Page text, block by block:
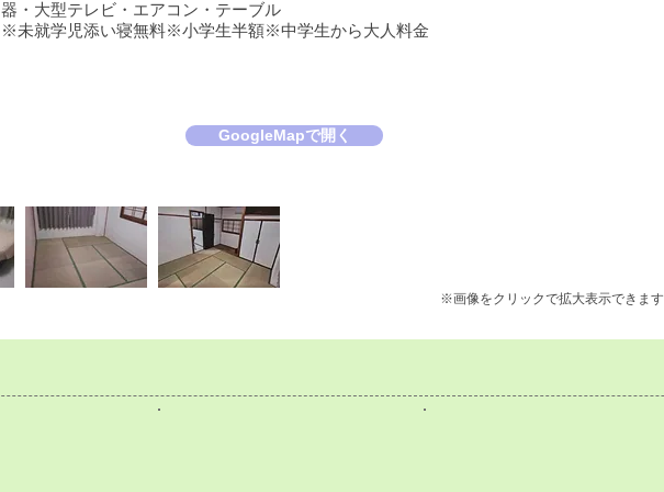
器・大型テレビ・エアコン・テーブル
※未就学児添い寝無料※小学生半額※中学生から大人料金
GoogleMapで開く
※画像をクリックで拡大表示できま